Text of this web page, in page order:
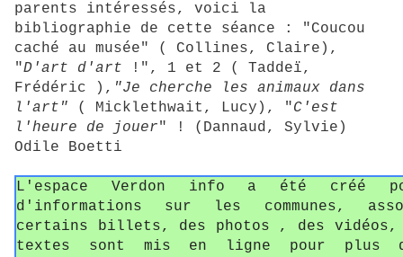
parents intéressés, voici la
bibliographie de cette séance : "Coucou
caché au musée" ( Collines, Claire),
"D'art d'art !", 1 et 2 ( Taddeï,
Frédéric ), "Je cherche les animaux dans
l'art" ( Micklethwait, Lucy), "C'est
l'heure de jouer" ! (Dannaud, Sylvie)
Odile Boetti
L'espace Verdon info a été créé
d'informations sur les communes,
certains billets, des photos , des vidéos,
textes sont mis en ligne pour plus